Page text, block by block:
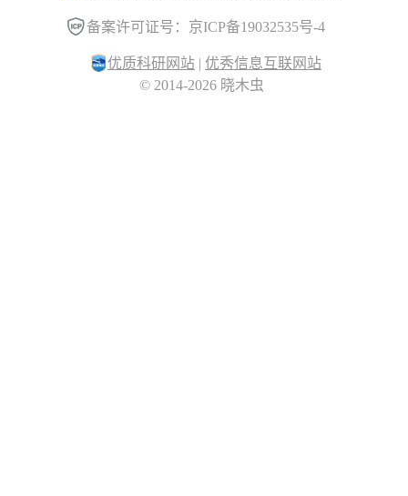
备案许可证号：京ICP备19032535号-4
优质科研网站 | 优秀信息互联网站
© 2014-2026 晓木虫